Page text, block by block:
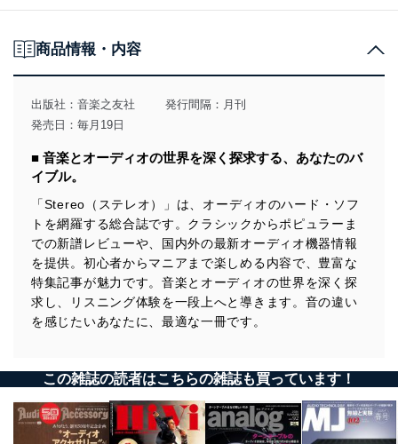
商品情報・内容
出版社： 音楽之友社
発行間隔：月刊
発売日：毎月19日
■ 音楽とオーディオの世界を深く探求する、あなたのバ
イブル。
「Stereo（ステレオ）」は、オーディオのハード・ソフ
トを網羅する総合誌です。クラシックからポピュラーま
での新譜レビューや、国内外の最新オーディオ機器情報
を提供。初心者からマニアまで楽しめる内容で、豊富な
特集記事が魅力です。音楽とオーディオの世界を深く探
求し、リスニング体験を一段上へと導きます。音の違い
を感じたいあなたに、最適な一冊です。
この雑誌の読者はこちらの雑誌も買っています！